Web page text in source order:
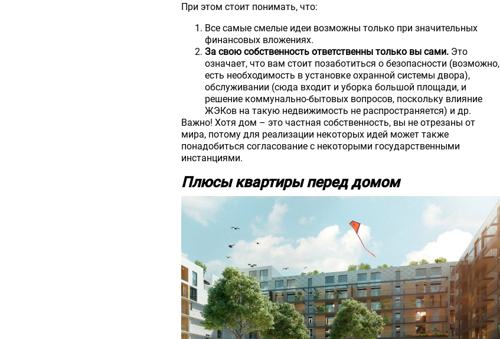
При этом стоит понимать, что:
Все самые смелые идеи возможны только при значительных
финансовых вложениях.
За свою собственность ответственны только вы сами. Это
означает, что вам стоит позаботиться о безопасности (возможно,
есть необходимость в установке охранной системы двора),
обслуживании (сюда входит и уборка большой площади, и
решение коммунально-бытовых вопросов, поскольку влияние
ЖЭКов на такую недвижимость не распространяется) и др.
Важно! Хотя дом – это частная собственность, вы не отрезаны от
мира, потому для реализации некоторых идей может также
понадобиться согласование с некоторыми государственными
инстанциями.
Плюсы квартиры перед домом